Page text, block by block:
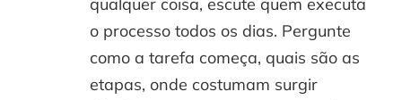
qualquer coisa, escute quem executa
o processo todos os dias. Pergunte
como a tarefa começa, quais são as
etapas, onde costumam surgir